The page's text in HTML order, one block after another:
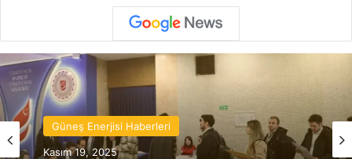
Güneş Enerjisi Haberleri
Kasım 19, 2025